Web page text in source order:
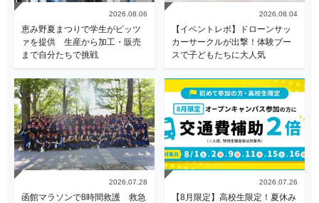
2026.08.06
恵み野夏まつりで学生がピッツ
ァを提供 生産から加工・販売
まで自分たちで挑戦
2026.08.04
【イベントレポ】ドローンサッ
カーサークルが出撃！体験ブー
スで子どもたちに大人気
2026.07.28
函館マラソンで8時間救護 救急
2026.07.26
【8月限定】高校生限定！夏休み